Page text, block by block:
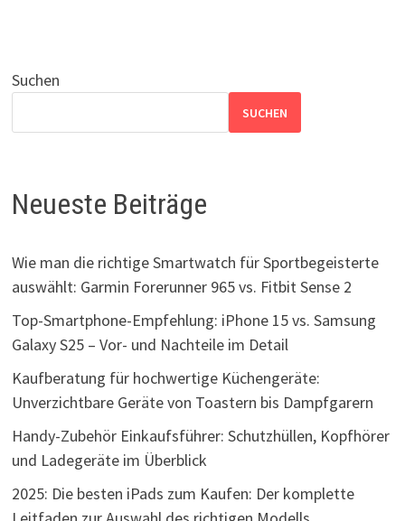
Suchen
SUCHEN
Neueste Beiträge
Wie man die richtige Smartwatch für Sportbegeisterte
auswählt: Garmin Forerunner 965 vs. Fitbit Sense 2
Top-Smartphone-Empfehlung: iPhone 15 vs. Samsung
Galaxy S25 – Vor- und Nachteile im Detail
Kaufberatung für hochwertige Küchengeräte:
Unverzichtbare Geräte von Toastern bis Dampfgarern
Handy-Zubehör Einkaufsführer: Schutzhüllen, Kopfhörer
und Ladegeräte im Überblick
2025: Die besten iPads zum Kaufen: Der komplette